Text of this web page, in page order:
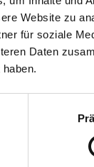
Website zu
für soziale
Daten